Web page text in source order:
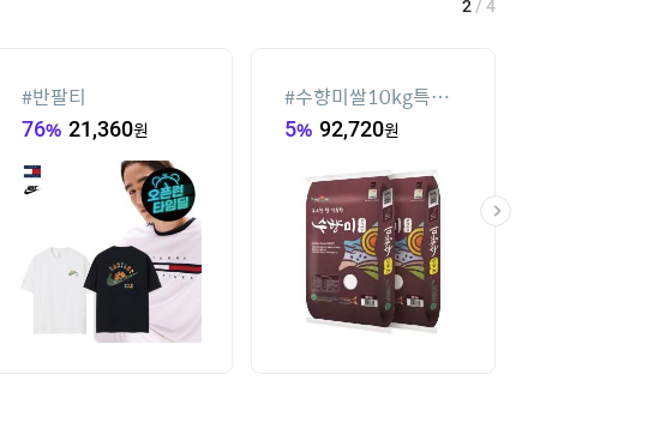
#반팔티
76% 21,360원
#수향미쌀10kg특등
급
5% 92,720원
2 / 4